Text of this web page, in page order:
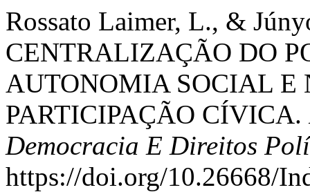
Rossato Laimer, L., &
CENTRALIZAÇÃO DO
AUTONOMIA SOCIAL E
PARTICIPAÇÃO CÍVICA.
Democracia E Direitos
https://doi.org/10.26668/